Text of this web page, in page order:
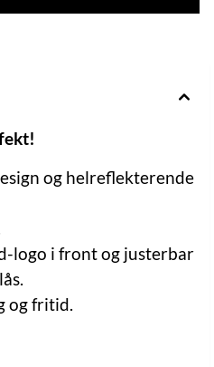
og helreflekterende
logo i front og justerbar
og fritid.